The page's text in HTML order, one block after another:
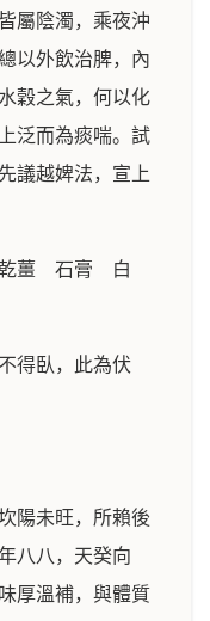
屬陰濁，乘夜沖
以外飲治脾，內
穀之氣，何以化
泛而為痰喘。試
議越婢法，宣上
薑 石膏 白
得臥，此為伏
陽未旺，所賴後
八八，天癸向
厚溫補，與體質